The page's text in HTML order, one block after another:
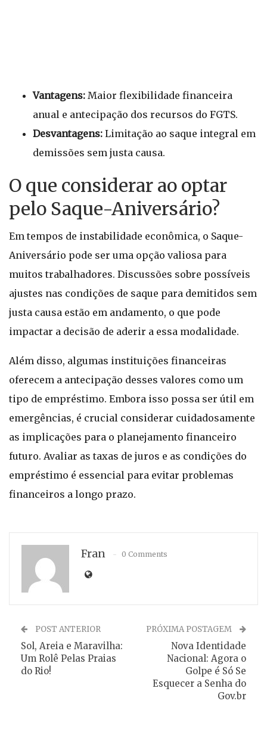
Vantagens: Maior flexibilidade financeira
anual e antecipação dos recursos do FGTS.
Desvantagens: Limitação ao saque integral em
demissões sem justa causa.
O que considerar ao optar
pelo Saque-Aniversário?
Em tempos de instabilidade econômica, o Saque-
Aniversário pode ser uma opção valiosa para
muitos trabalhadores. Discussões sobre possíveis
ajustes nas condições de saque para demitidos sem
justa causa estão em andamento, o que pode
impactar a decisão de aderir a essa modalidade.
Além disso, algumas instituições financeiras
oferecem a antecipação desses valores como um
tipo de empréstimo. Embora isso possa ser útil em
emergências, é crucial considerar cuidadosamente
as implicações para o planejamento financeiro
futuro. Avaliar as taxas de juros e as condições do
empréstimo é essencial para evitar problemas
financeiros a longo prazo.
Fran 0 Comments
POST ANTERIOR
Sol, Areia e Maravilha:
Um Rolê Pelas Praias
do Rio!
PRÓXIMA POSTAGEM
Nova Identidade
Nacional: Agora o
Golpe é Só Se
Esquecer a Senha do
Gov.br